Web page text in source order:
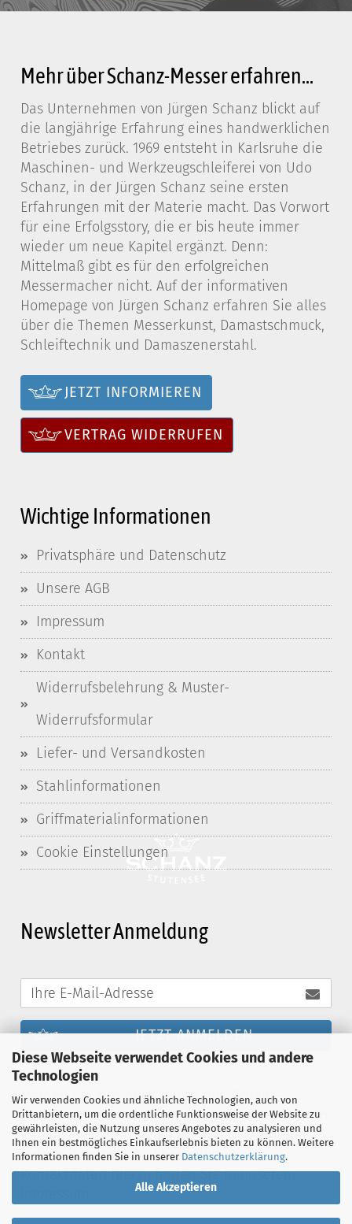
Diese Webseite verwendet Cookies und andere
Technologien
Wir verwenden Cookies und ähnliche Technologien, auch von
Drittanbietern, um die ordentliche Funktionsweise der Website zu
gewährleisten, die Nutzung unseres Angebotes zu analysieren und
Ihnen ein bestmögliches Einkaufserlebnis bieten zu können. Weitere
Informationen finden Sie in unserer Datenschutzerklärung.
Alle Akzeptieren
Mehr über Schanz-Messer erfahren...
Das Unternehmen von Jürgen Schanz blickt auf
die langjährige Erfahrung eines handwerklichen
Betriebes zurück. 1969 entsteht in Karlsruhe die
Maschinen- und Werkzeugschleiferei von Udo
Schanz, in der Jürgen Schanz seine ersten
Erfahrungen mit der Materie macht. Das Vorwort
für eine Erfolgsstory, die er bis heute immer
wieder um neue Kapitel ergänzt. Denn:
Mittelmaß gibt es für den erfolgreichen
Messermacher nicht. Auf der informativen
Homepage von Jürgen Schanz erfahren Sie alles
über die Themen Messerkunst, Damastschmuck,
Schleiftechnik und Damaszenerstahl.
JETZT INFORMIEREN
VERTRAG WIDERRUFEN
Wichtige Informationen
Privatsphäre und Datenschutz
Unsere AGB
Impressum
Kontakt
Widerrufsbelehrung & Muster-
Widerrufsformular
Liefer- und Versandkosten
Stahlinformationen
Griffmaterialinformationen
Cookie Einstellungen
Newsletter Anmeldung
JETZT ANMELDEN
Melden Sie sich noch heute zum Schanz-
Newsletter an und profitieren Sie von exklusiven
Vergünstigungen. Sie können den Newsletter
jederzeit kostenlos abbestellen. Die
Kontaktdaten hierzu finden Sie in unserem